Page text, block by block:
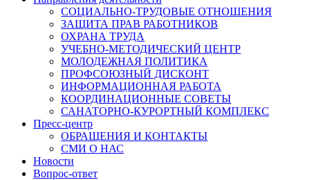
СОЦИАЛЬНО-ТРУДОВЫЕ ОТНОШЕНИЯ
ЗАЩИТА ПРАВ РАБОТНИКОВ
ОХРАНА ТРУДА
УЧЕБНО-МЕТОДИЧЕСКИЙ ЦЕНТР
МОЛОДЕЖНАЯ ПОЛИТИКА
ПРОФСОЮЗНЫЙ ДИСКОНТ
ИНФОРМАЦИОННАЯ РАБОТА
КООРДИНАЦИОННЫЕ СОВЕТЫ
САНАТОРНО-КУРОРТНЫЙ КОМПЛЕКС
Пресс-центр
ОБРАЩЕНИЯ И КОНТАКТЫ
СМИ О НАС
Новости
Вопрос-ответ